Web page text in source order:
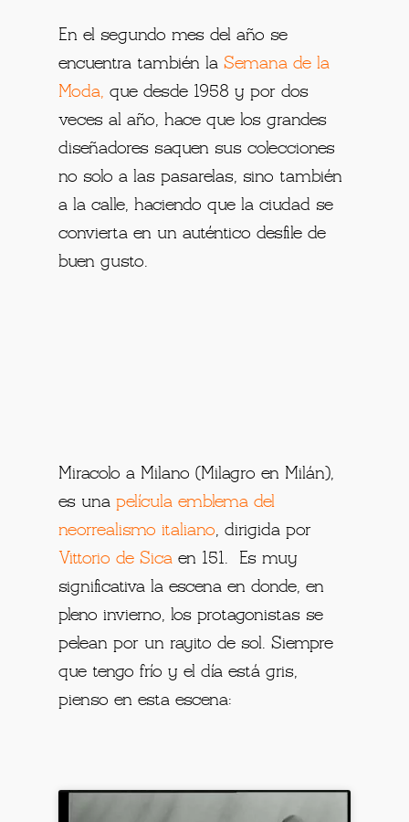
En el segundo mes del año se
encuentra también la Semana de la
Moda, que desde 1958 y por dos
veces al año, hace que los grandes
diseñadores saquen sus colecciones
no solo a las pasarelas, sino también
a la calle, haciendo que la ciudad se
convierta en un auténtico desfile de
buen gusto.
Miracolo a Milano (Milagro en Milán),
es una película emblema del
neorrealismo italiano, dirigida por
Vittorio de Sica en 151. Es muy
significativa la escena en donde, en
pleno invierno, los protagonistas se
pelean por un rayito de sol. Siempre
que tengo frío y el día está gris,
pienso en esta escena: